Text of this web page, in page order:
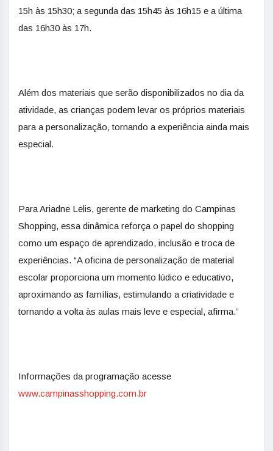
15h às 15h30; a segunda das 15h45 às 16h15 e a última
das 16h30 às 17h.
Além dos materiais que serão disponibilizados no dia da
atividade, as crianças podem levar os próprios materiais
para a personalização, tornando a experiência ainda mais
especial.
Para Ariadne Lelis, gerente de marketing do Campinas
Shopping, essa dinâmica reforça o papel do shopping
como um espaço de aprendizado, inclusão e troca de
experiências. “A oficina de personalização de material
escolar proporciona um momento lúdico e educativo,
aproximando as famílias, estimulando a criatividade e
tornando a volta às aulas mais leve e especial, afirma.”
Informações da programação acesse
www.campinasshopping.com.br